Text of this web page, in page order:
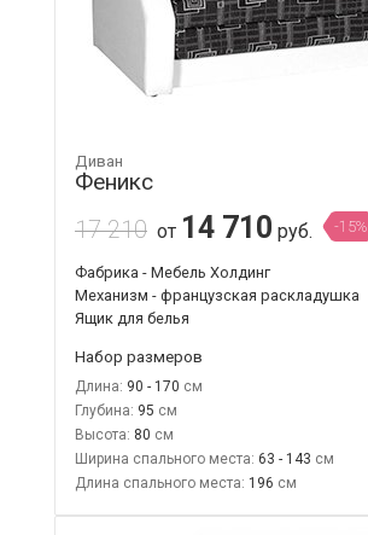
Диван
Феникс
17 210 от 14 710 руб. -15%
Фабрика - Мебель Холдинг
Механизм - французская раскладушка
Ящик для белья
Набор размеров
Длина: 90 - 170
Глубина: 95
Высота: 80
Ширина спального места: 63 - 143
Длина спального места: 196